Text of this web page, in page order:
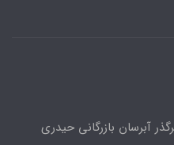
آبرسان بازرگانی حیدری